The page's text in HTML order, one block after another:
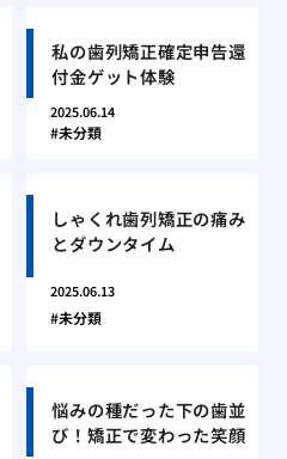
私の歯列矯正確定申告還
付金ゲット体験
2025.06.14
未分類
しゃくれ歯列矯正の痛み
とダウンタイム
2025.06.13
未分類
悩みの種だった下の歯並
び！矯正で変わった笑顔